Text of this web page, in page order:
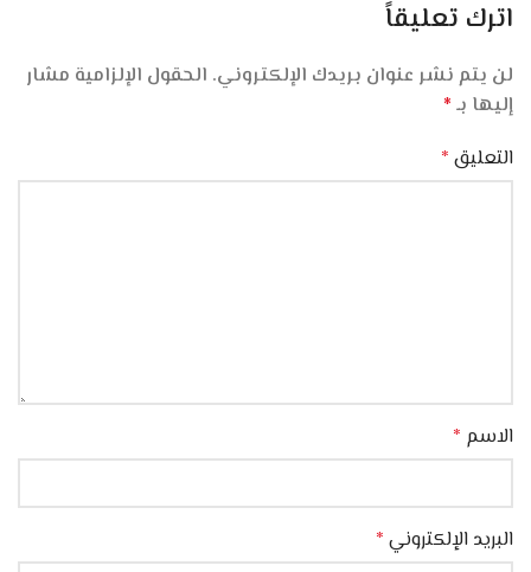
اترك تعليقاً
لن يتم نشر عنوان بريدك الإلكتروني. الحقول الإلزامية مشار
إليها بـ *
التعليق *
الاسم *
البريد الإلكتروني *